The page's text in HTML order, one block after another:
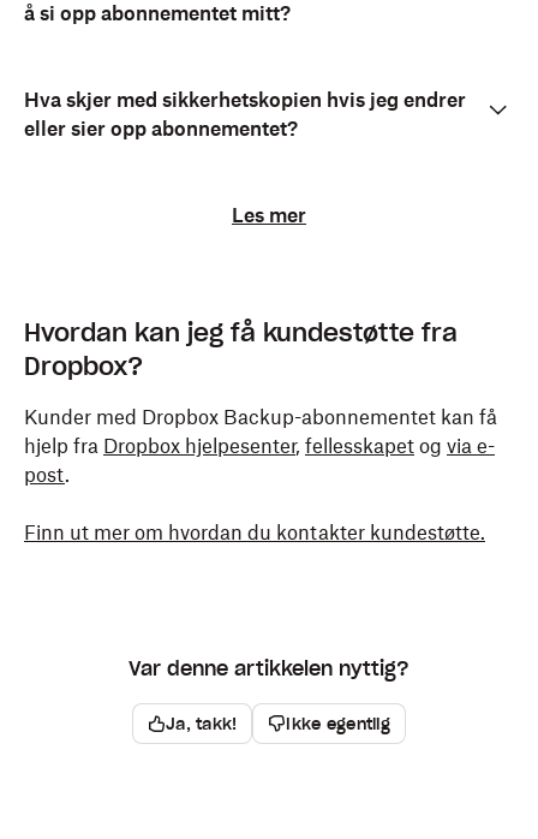
å si opp abonnementet mitt?
Hva skjer med sikkerhetskopien hvis jeg endrer
eller sier opp abonnementet?
Les mer
Hvordan kan jeg få kundestøtte fra
Dropbox?
Kunder med Dropbox Backup-abonnementet kan få
hjelp fra Dropbox hjelpesenter, fellesskapet og via e-
post.
Finn ut mer om hvordan du kontakter kundestøtte.
Var denne artikkelen nyttig?
Ja, takk! Ikke egentlig